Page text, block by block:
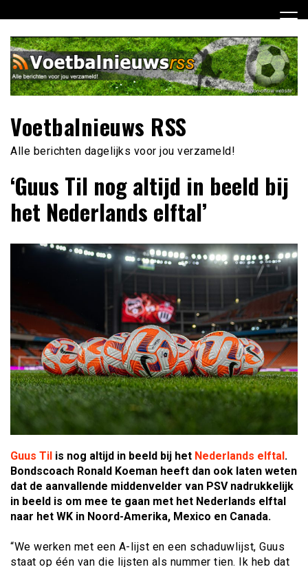
naar
inhoud
Voetbalnieuws RSS
Alle berichten dagelijks voor jou verzameld!
‘Guus Til nog altijd in beeld bij
het Nederlands elftal’
Guus Til is nog altijd in beeld bij het Nederlands elftal .
Bondscoach Ronald Koeman heeft dan ook laten weten
dat de aanvallende middenvelder van PSV nadrukkelijk
in beeld is om mee te gaan met het Nederlands elftal
naar het WK in Noord-Amerika, Mexico en Canada.
“We werken met een A-lijst en een schaduwlijst, Guus
staat op één van die lijsten als nummer tien. Ik heb dat